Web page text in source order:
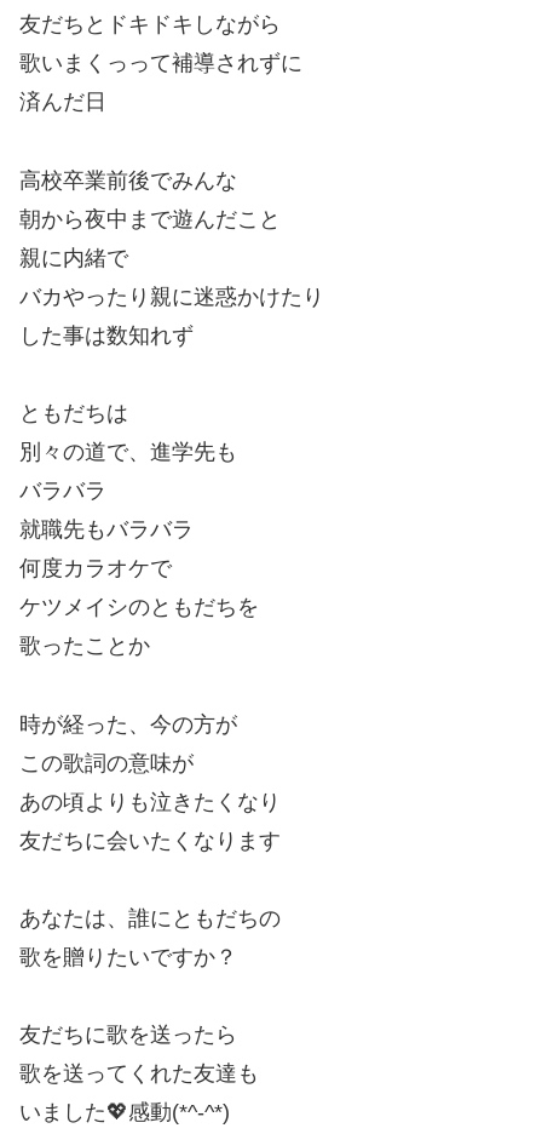
友だちとドキドキしながら
歌いまくっって補導されずに
済んだ日
高校卒業前後でみんな
朝から夜中まで遊んだこと
親に内緒で
バカやったり親に迷惑かけたり
した事は数知れず
ともだちは
別々の道で、進学先も
バラバラ
就職先もバラバラ
何度カラオケで
ケツメイシのともだちを
歌ったことか
時が経った、今の方が
この歌詞の意味が
あの頃よりも泣きたくなり
友だちに会いたくなります
あなたは、誰にともだちの
歌を贈りたいですか？
友だちに歌を送ったら
歌を送ってくれた友達も
いました💖感動(*^-^*)